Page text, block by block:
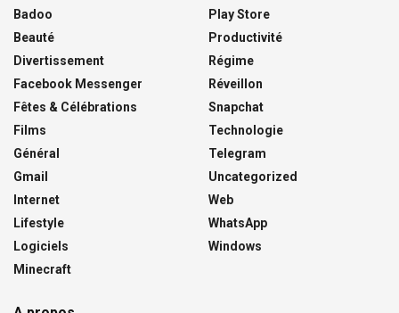
Badoo
Beauté
Divertissement
Facebook Messenger
Fêtes & Célébrations
Films
Général
Gmail
Internet
Lifestyle
Logiciels
Minecraft
Play Store
Productivité
Régime
Réveillon
Snapchat
Technologie
Telegram
Uncategorized
Web
WhatsApp
Windows